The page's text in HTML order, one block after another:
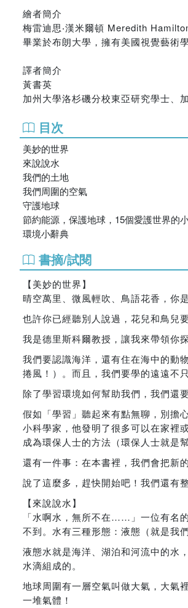
繪者簡介
梅雷迪思‧漢米爾頓 Meredith
畢業於布朗大學，擁有美國視覺藝術
譯者簡介
黃書英
加州大學洛杉磯分校東亞研究學士、
目次
美妙的世界
來說說水
我們的土地
我們周圍的空氣
守護地球
節約能源，保護地球，15個愛護世界的
環境小辭典
書摘/試閱
【美妙的世界】
晴空萬里、微風輕吹、鳥語花香，你
也許你已經聽別人說過，花兒和鳥兒
我是德里斯科爾教授，讓我來帶領你
我們要認識海洋，還有住在海中的動
捲風！）。而且，我們要學的遠遠不只
除了學習環境如何幫助我們，我們還
假如「學習」聽起來有點無聊，別擔
小科學家，他發明了很多可以在家裡
成為環保人士的方法（環保人士就是
還有一件事：在本書裡，我們會把新
說了這麼多，趕快開始吧！我們還有
【來說說水】
「水啊水，無所不在……」一位有名
不到。水有三種形態：液態（就是我
液態水就是海洋、湖泊和河流中的水
水滴組成的。
地球周圍有一層空氣叫做大氣，大氣
一堆氣體！